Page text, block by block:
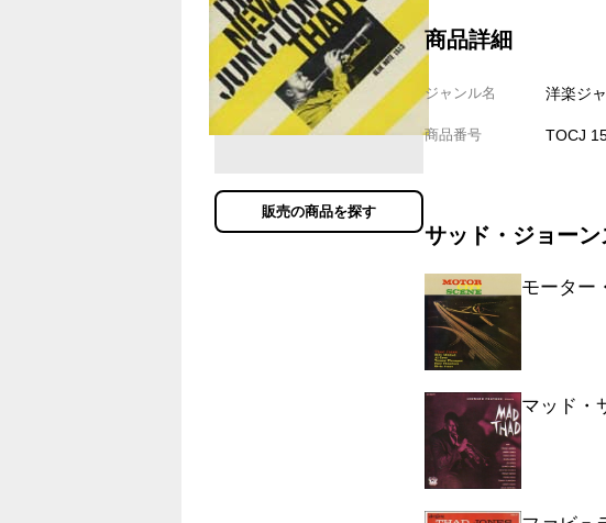
販売の商品を探す
商品詳細
ジャンル名 洋楽ジ
商品番号 TOCJ
サッド・ジョー
モーター
マッド・